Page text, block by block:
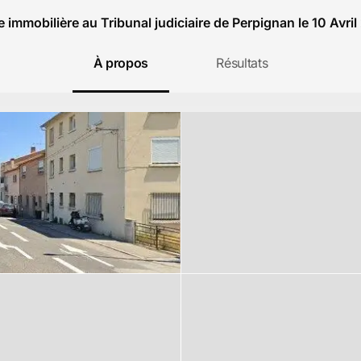
immobilière au Tribunal judiciaire de Perpignan le 10
À propos Résultats